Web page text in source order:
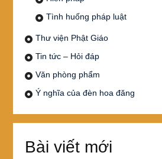
Tình huống pháp luật
Thư viện Phật Giáo
Tin tức – Hỏi đáp
Văn phòng phẩm
Ý nghĩa của đèn hoa đăng
Bài viết mới